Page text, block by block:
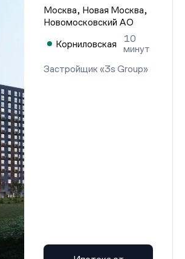
Москва, Новая Москва,
Новомосковский АО
Корниловская
10
минут
Застройщик «3s Group»